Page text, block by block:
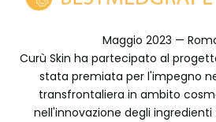
Maggio 2023 —
Curù Skin ha partecipato al progetto
stata premiata per l'impegno
transfrontaliera in ambito
nell'innovazione degli